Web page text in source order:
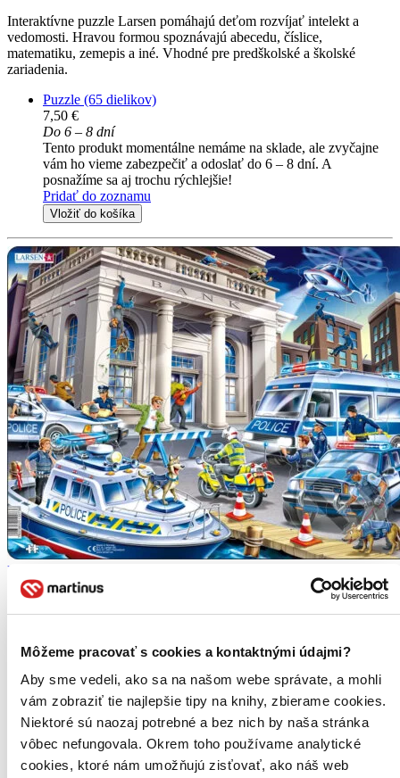
Môžeme pracovať s cookies a kontaktnými údajmi?
Aby sme vedeli, ako sa na našom webe správate, a mohli
vám zobraziť tie najlepšie tipy na knihy, zbierame cookies.
Niektoré sú naozaj potrebné a bez nich by naša stránka
vôbec nefungovala. Okrem toho používame analytické
cookies, ktoré nám umožňujú zisťovať, ako náš web
Interaktívne puzzle Larsen pomáhajú deťom rozvíjať intelekt a
vedomosti. Hravou formou spoznávajú abecedu, číslice,
matematiku, zemepis a iné. Vhodné pre predškolské a školské
zariadenia.
Puzzle (65 dielikov)
7,50 €
Do 6 – 8 dní
Tento produkt momentálne nemáme na sklade, ale zvyčajne
vám ho vieme zabezpečiť a odoslať do 6 – 8 dní. A
posnažíme sa aj trochu rýchlejšie!
Pridať do zoznamu
Vložiť do košíka
Polícia (US32)
Náučné a celosvetovo mimoriadne populárne Puzzle Larsen
napomáhajú deťom všetkých vekových kategórií hravou formou
Puzzle (43 dielikov)
7,10 €
-6 %
Tento produkt momentálne nemáme na sklade, ale zvyčajne
vám ho vieme zabezpečiť a odoslať do 6 – 8 dní. A
posnažíme sa aj trochu rýchlejšie!